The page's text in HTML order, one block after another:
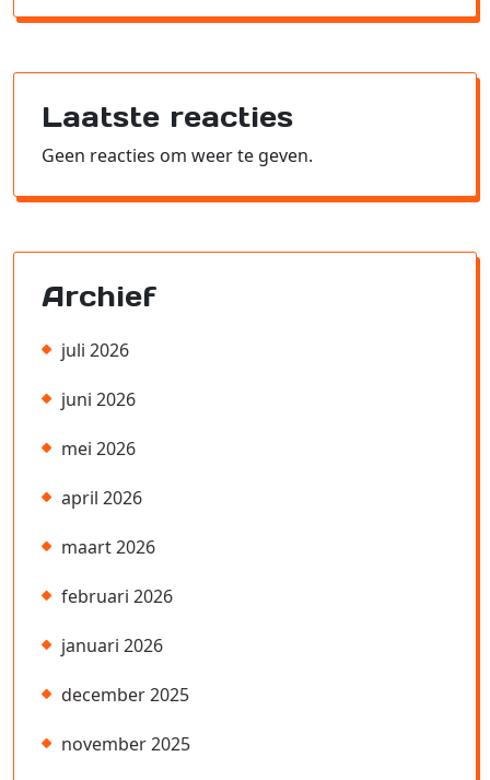
Laatste reacties
Geen reacties om weer te geven.
Archief
juli 2026
juni 2026
mei 2026
april 2026
maart 2026
februari 2026
januari 2026
december 2025
november 2025